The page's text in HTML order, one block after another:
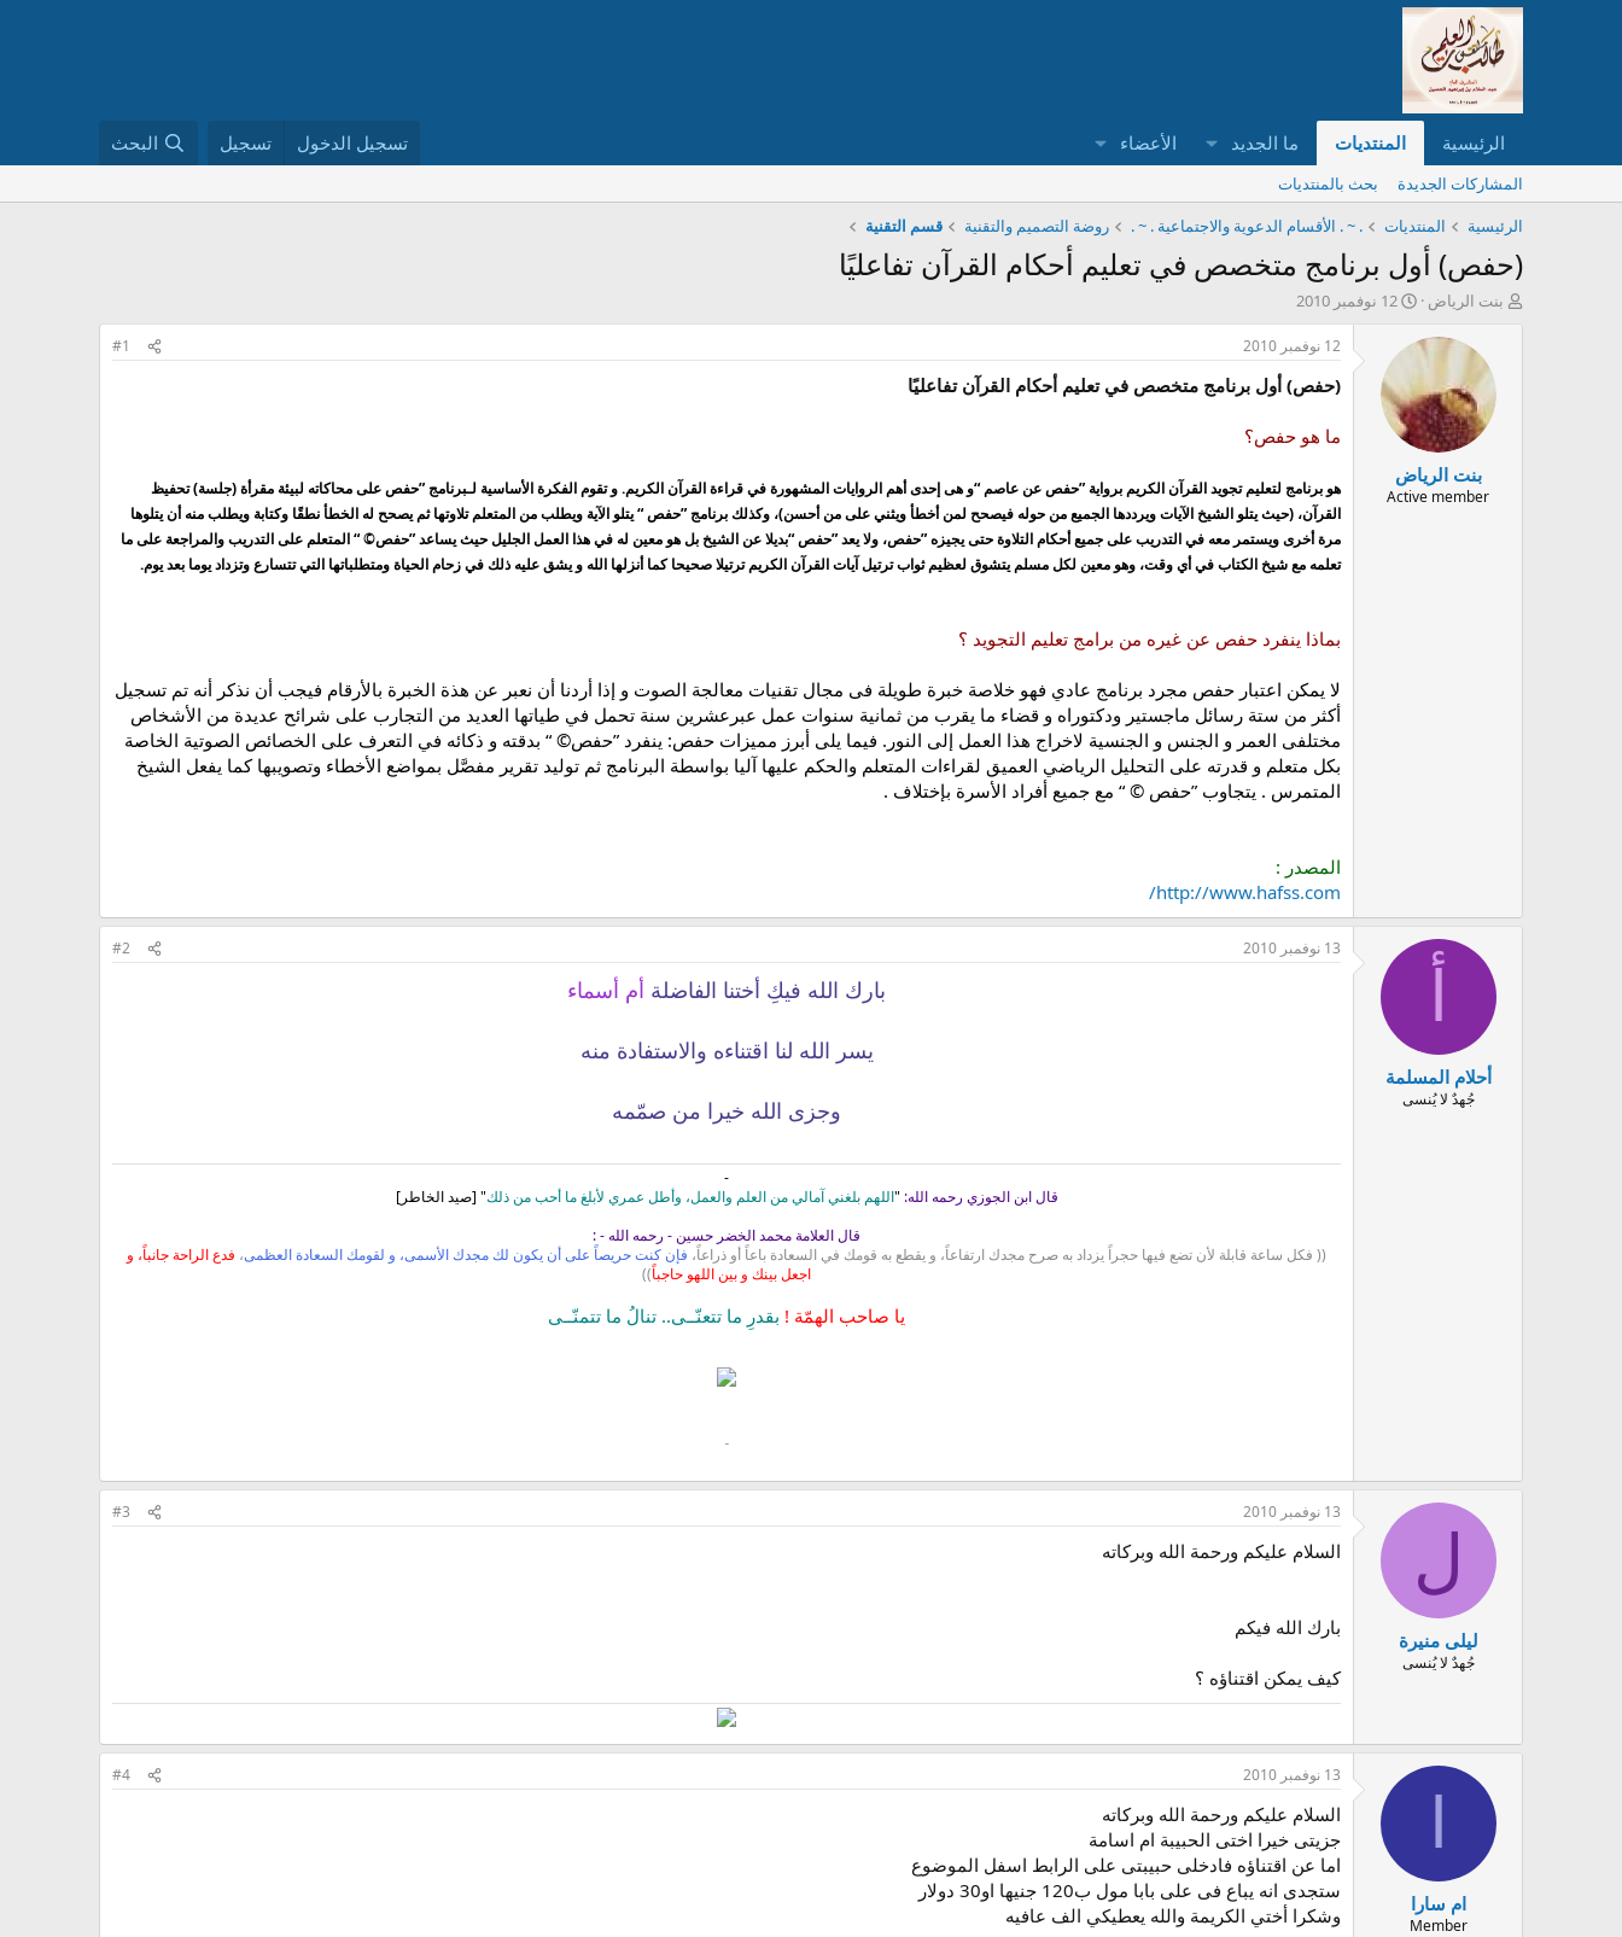
الرئيسية المنتديات ما الجديد الأعضاء تسجيل الدخول تسجيل البحث
المشاركات الجديدة
بحث بالمنتديات
الرئيسية
المنتديات . ~ . الأقسام الدعوية والاجتماعية . ~ . روضة التصميم والتقنية قسم التقنية
(حفص) أول برنامج متخصص في تعليم أحكام القرآن تفاعليًا
ببنت الرياض
ت
ي
خ
ا
ل
د
ء
12 نوفمبر 2010
بنت الرياض
Active member
12 نوفمبر 2010 #1
(حفص) أول برنامج متخصص في تعليم أحكام القرآن تفاعليًا
ما هو حفص؟
هو برنامج لتعليم تجويد القرآن الكريم برواية ”حفص عن عاصم “و هى إحدى أهم الروايات المشهورة في قراءة القرآن الكريم. و تقوم الفكرة الأساسية لـبرنامج ”حفص على محاكاته لبيئة مقرأة (جلسة) تحفيظ
القرآن، (حيث يتلو الشيخ الآيات ويرددها الجميع من حوله فيصحح لمن أخطأ ويثني على من أحسن)، وكذلك برنامج ”حفص “ يتلو الآية ويطلب من المتعلم تلاوتها ثم يصحح له الخطأ نطقًا وكتابة ويطلب منه أن يتلوها
مرة أخرى ويستمر معه في التدريب على جميع أحكام التلاوة حتى يجيزه ”حفص، ولا يعد ”حفص “بديلا عن الشيخ بل هو معين له في هذا العمل الجليل حيث يساعد ”حفص© “ المتعلم على التدريب والمراجعة على ما
تعلمه مع شيخ الكتاب في أي وقت، وهو معين لكل مسلم يتشوق لعظيم ثواب ترتيل آيات القرآن الكريم ترتيلا صحيحا كما أنزلها الله و يشق عليه ذلك في زحام الحياة ومتطلباتها التي تتسارع وتزداد يوما بعد يوم.
بماذا ينفرد حفص عن غيره من برامج تعليم التجويد ؟
لا يمكن اعتبار حفص مجرد برنامج عادي فهو خلاصة خبرة طويلة فى مجال تقنيات معالجة الصوت و إذا أردنا أن نعبر عن هذة الخبرة بالأرقام فيجب أن نذكر أنه تم تسجيل
أكثر من ستة رسائل ماجستير ودكتوراه و قضاء ما يقرب من ثمانية سنوات عمل عبرعشرين سنة تحمل في طياتها العديد من التجارب على شرائح عديدة من الأشخاص
مختلفى العمر و الجنس و الجنسية لاخراج هذا العمل إلى النور. فيما يلى أبرز مميزات حفص: ينفرد ”حفص© “ بدقته و ذكائه في التعرف على الخصائص الصوتية الخاصة
بكل متعلم و قدرته على التحليل الرياضي العميق لقراءات المتعلم والحكم عليها آليا بواسطة البرنامج ثم توليد تقرير مفصَّل بمواضع الأخطاء وتصويبها كما يفعل الشيخ
المتمرس . يتجاوب ”حفص © “ مع جميع أفراد الأسرة بإختلاف .
المصدر :
http://www.hafss.com/
أحلام المسلمة
جُهدٌ لا يُنسى
13 نوفمبر 2010 #2
بارك الله فيكِ أختنا الفاضلة أم أسماء
يسر الله لنا اقتناءه والاستفادة منه
وجزى الله خيرا من صمّمه
-
قال ابن الجوزي رحمه الله: "اللهم بلغني آمالي من العلم والعمل، وأطل عمري لأبلغ ما أحب من ذلك" [صيد الخاطر]
قال العلامة محمد الخضر حسين - رحمه الله - :
(( فكل ساعة قابلة لأن تضع فيها حجراً يزداد به صرح مجدك ارتفاعاً، و يقطع به قومك في السعادة باعاً أو ذراعاً، فإن كنت حريصاً على أن يكون لك مجدك الأسمى، و لقومك السعادة العظمى، فدع الراحة جانباً، و
اجعل بينك و بين اللهو حاجباً))
يا صاحب الهمّة ! بقدرِ ما تتعنّــى.. تنالُ ما تتمنّــى
ـ
ل
ليلى منيرة
جُهدٌ لا يُنسى
13 نوفمبر 2010 #3
السلام عليكم ورحمة الله وبركاته
بارك الله فيكم
كيف يمكن اقتناؤه ؟
ام سارا
Member
13 نوفمبر 2010 #4
السلام عليكم ورحمة الله وبركاته
جزيتى خيرا اختى الحبيبة ام اسامة
اما عن اقتناؤه فادخلى حبيبتى على الرابط اسفل الموضوع
ستجدى انه يباع فى على بابا مول ب120 جنيها او30 دولار
وشكرا أختي الكريمة والله يعطيكي الف عافيه